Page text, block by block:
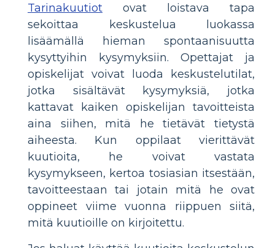
Tarinakuutiot ovat loistava tapa
sekoittaa keskustelua luokassa
lisäämällä hieman spontaanisuutta
kysyttyihin kysymyksiin. Opettajat ja
opiskelijat voivat luoda keskustelutilat,
jotka sisältävät kysymyksiä, jotka
kattavat kaiken opiskelijan tavoitteista
aina siihen, mitä he tietävät tietystä
aiheesta. Kun oppilaat vierittävät
kuutioita, he voivat vastata
kysymykseen, kertoa tosiasian itsestään,
tavoitteestaan tai jotain mitä he ovat
oppineet viime vuonna riippuen siitä,
mitä kuutioille on kirjoitettu.